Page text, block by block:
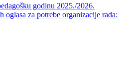
godinu 2025./2026.
oglasa za potrebe organizacije rada: